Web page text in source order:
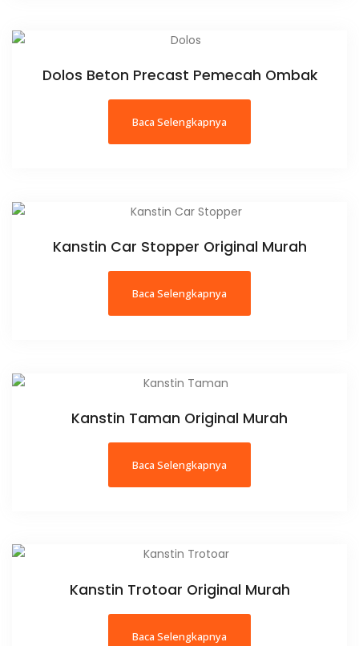
Dolos Beton Precast Pemecah Ombak
Baca Selengkapnya
Kanstin Car Stopper Original Murah
Baca Selengkapnya
Kanstin Taman Original Murah
Baca Selengkapnya
Kanstin Trotoar Original Murah
Baca Selengkapnya